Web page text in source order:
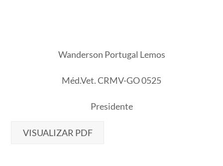
Wanderson Portugal Lemos
Méd.Vet. CRMV-GO 0525
Presidente
VISUALIZAR PDF